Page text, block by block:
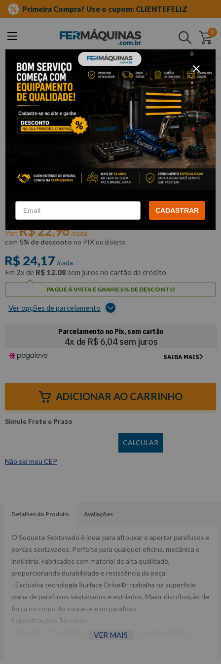
Primeira Compra? Use o cupom: CLIENTEFELIZ
0
Buscar
ferramentas manuais
soquetes e acessórios
soquetes de meia"
sextavado longo
Soquete Sextavado Longo 1/2" x
15mm – ST13406SC SATA
ST13406SC
SATA
Por: R$22,96/cada
com 5% de desconto no PIX ou Boleto
R$ 24,17 /cada
Em 2x de R$ 12,08 sem juros no cartão de crédito
PAGUE À VISTA E GANHE 5% DE DESCONTO
Ver opções de parcelamento
ADICIONAR AO CARRINHO
Não sei meu CEP
Detalhes do Produto Avaliações
O Soquete Sextavado é ideal para afrouxar e apertar parafusos e
porcas sextavados. Perfeito para qualquer oficina, mecânica e
indústria. Fabricados com material de alta qualidade,
proporcionando durabilidade e resistência da peça.
- Exclusiva tecnologia Surface Drive®: trabalha na superfície
plana de parafusos sextavados e estriados. Maior distribuição de
força no corpo do soquete e no parafuso.
Especificações Técnicas:
Tamanho: 1/2" x 15mm; Fabricado em Aço Cromo-Vanádio.
VER MAIS
CADASTRAR